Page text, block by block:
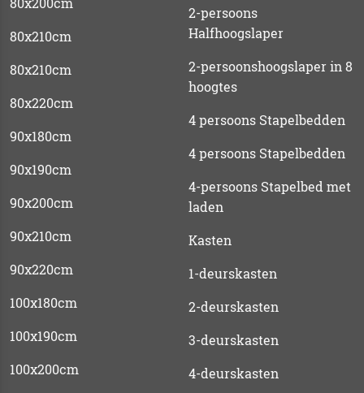
80x210cm
80x210cm
80x220cm
90x180cm
90x190cm
90x200cm
90x210cm
90x220cm
100x180cm
100x190cm
100x200cm
2-persoons
Halfhoogslaper
2-persoonshoogslaper in 8
hoogtes
4 persoons Stapelbedden
4 persoons Stapelbedden
4-persoons Stapelbed met
laden
Kasten
1-deurskasten
2-deurskasten
3-deurskasten
4-deurskasten